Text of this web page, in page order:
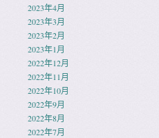
2023年4月
2023年3月
2023年2月
2023年1月
2022年12月
2022年11月
2022年10月
2022年9月
2022年8月
2022年7月